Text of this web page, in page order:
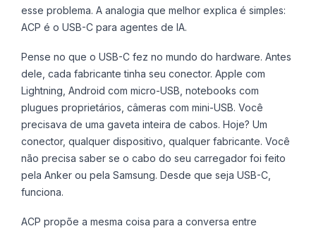
esse problema. A analogia que melhor explica é simples:
ACP é o USB-C para agentes de IA.
Pense no que o USB-C fez no mundo do hardware. Antes
dele, cada fabricante tinha seu conector. Apple com
Lightning, Android com micro-USB, notebooks com
plugues proprietários, câmeras com mini-USB. Você
precisava de uma gaveta inteira de cabos. Hoje? Um
conector, qualquer dispositivo, qualquer fabricante. Você
não precisa saber se o cabo do seu carregador foi feito
pela Anker ou pela Samsung. Desde que seja USB-C,
funciona.
ACP propõe a mesma coisa para a conversa entre